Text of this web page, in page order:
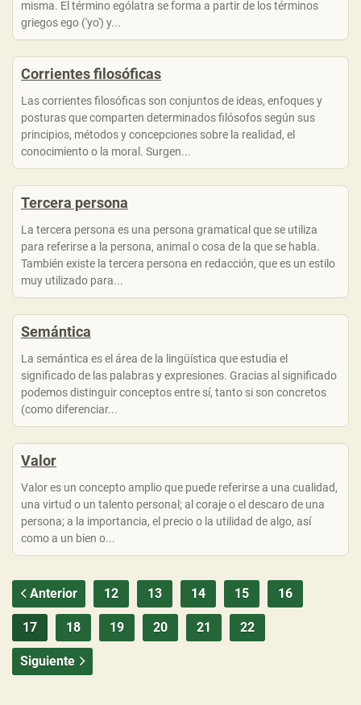
misma. El término ególatra se forma a partir de los términos
griegos ego ('yo') y...
Corrientes filosóficas
Las corrientes filosóficas son conjuntos de ideas, enfoques y
posturas que comparten determinados filósofos según sus
principios, métodos y concepciones sobre la realidad, el
conocimiento o la moral. Surgen...
Tercera persona
La tercera persona es una persona gramatical que se utiliza
para referirse a la persona, animal o cosa de la que se habla.
También existe la tercera persona en redacción, que es un estilo
muy utilizado para...
Semántica
La semántica es el área de la lingüística que estudia el
significado de las palabras y expresiones. Gracias al significado
podemos distinguir conceptos entre sí, tanto si son concretos
(como diferenciar...
Valor
Valor es un concepto amplio que puede referirse a una cualidad,
una virtud o un talento personal; al coraje o el descaro de una
persona; a la importancia, el precio o la utilidad de algo, así
como a un bien o...
Anterior 12 13 14 15 16
17 18 19 20 21 22
Siguiente